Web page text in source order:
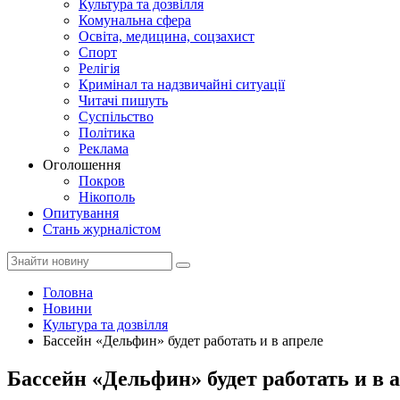
Культура та дозвілля
Комунальна сфера
Освіта, медицина, соцзахист
Спорт
Релігія
Кримінал та надзвичайні ситуації
Читачі пишуть
Суспільство
Політика
Реклама
Оголошення
Покров
Нікополь
Опитування
Стань журналістом
Головна
Новини
Культура та дозвілля
Бассейн «Дельфин» будет работать и в апреле
Бассейн «Дельфин» будет работать и в